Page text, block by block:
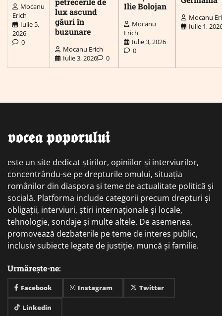
Mocanu
Erich
Iulie 5,
2026
0
lux ascund
găuri în
buzunare
Mocanu Erich
Iulie 3, 2026
0
Ilie Bolojan
Mocanu
Erich
Iulie 3, 2026
0
Mocanu
Iulie 1,
𝖛𝖔𝖈𝖊𝖆 𝖕𝖔𝖕𝖔𝖗𝖚𝖑𝖚𝖎
este un site dedicat știrilor, opiniilor și interviurilor,
concentrându-se pe drepturile omului, situația
românilor din diaspora și teme de actualitate politică și
socială. Platforma include categorii precum drepturi și
obligații, interviuri, știri internaționale și locale,
tehnologie, sondaje și multe altele. De asemenea,
promovează dezbaterile pe teme de interes public,
inclusiv subiecte legate de justiție, muncă și familie.
Urmărește-ne:
Facebook Instagram Twitter
Linkedin